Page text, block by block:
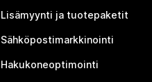
Lisämyynti ja tuotepaketit
Sähköpostimarkkinointi
Hakukoneoptimointi